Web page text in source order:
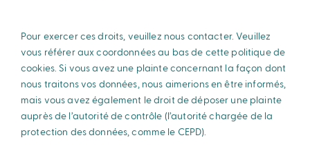
Pour exercer ces droits, veuillez nous contacter. Veuillez
vous référer aux coordonnées au bas de cette politique de
cookies. Si vous avez une plainte concernant la façon dont
nous traitons vos données, nous aimerions en être informés,
mais vous avez également le droit de déposer une plainte
auprès de l’autorité de contrôle (l’autorité chargée de la
protection des données, comme le CEPD).